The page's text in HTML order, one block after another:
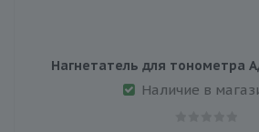
Нагнетатель для тонометра
Наличие в